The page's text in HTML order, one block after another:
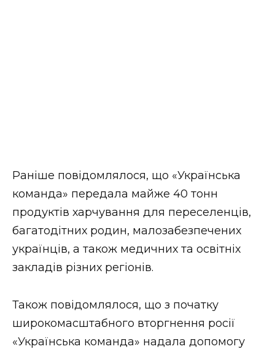
Раніше повідомлялося, що «Українська
команда» передала майже 40 тонн
продуктів харчування для переселенців,
багатодітних родин, малозабезпечених
українців, а також медичних та освітніх
закладів різних регіонів.
Також повідомлялося, що з початку
широкомасштабного вторгнення росії
«Українська команда» надала допомогу